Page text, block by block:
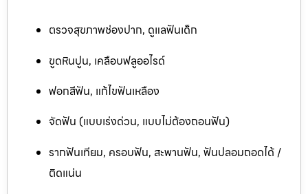
ตรวจสุขภาพช่องปาก, ดูแลฟันเด็ก
ขูดหินปูน, เคลือบฟลูออไรด์
ฟอกสีฟัน, แก้ไขฟันเหลือง
จัดฟัน (แบบเร่งด่วน, แบบไม่ต้องถอนฟัน)
รากฟันเทียม, ครอบฟัน, สะพานฟัน, ฟันปลอมถอดได้ /
ติดแน่น